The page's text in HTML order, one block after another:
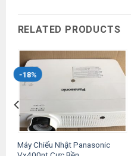
RELATED PRODUCTS
-18%
Máy Chiếu Nhật Panasonic